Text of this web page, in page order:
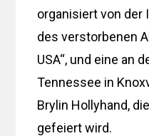
organisiert von
des verstorbenen
USA“, und eine an
Tennessee in
Brylin Hollyhand,
gefeiert wird.